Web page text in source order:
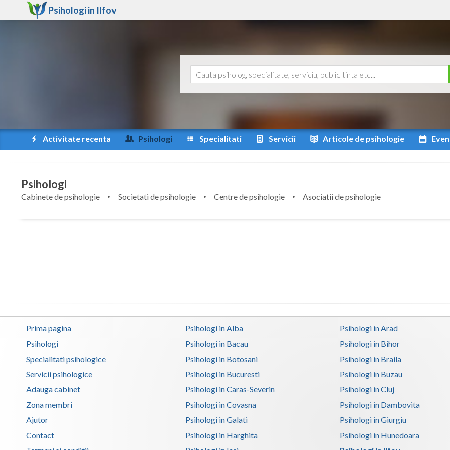
Psihologi in Ilfov
Activitate recenta Psihologi Specialitati Servicii Articole de psihologie
Psihologi
Cabinete de psihologie Societati de psihologie Centre de psihologie
Asociatii de psihologie
Prima pagina
Psihologi
Specialitati psihologice
Servicii psihologice
Adauga cabinet
Zona membri
Ajutor
Contact
Psihologi in Alba Psihologi in Arad
Psihologi in Bacau
Psihologi in Bihor
Psihologi in Botosani
Psihologi in Braila
Psihologi in Bucuresti
Psihologi in Buzau
Psihologi in Caras-Severin
Psihologi in Cluj
Psihologi in Covasna
Psihologi in Dambovita
Psihologi in Galati
Psihologi in Giurgiu
Psihologi in Harghita
Psihologi in Hunedoara